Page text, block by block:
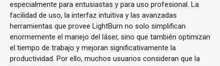
especialmente para entusiastas y para uso profesional. La
facilidad de uso, la interfaz intuitiva y las avanzadas
herramientas que provee LightBurn no solo simplifican
enormemente el manejo del láser, sino que también optimizan
el tiempo de trabajo y mejoran significativamente la
productividad. Por ello, muchos usuarios consideran que la